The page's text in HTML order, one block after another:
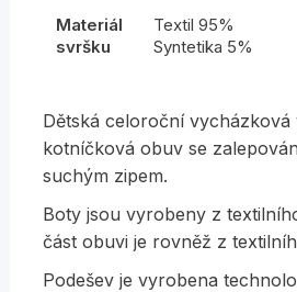
Materiál
svršku
Textil 95%
Syntetika 5%
Dětská celoroční vycházková
kotníčková obuv se
suchým zipem.
Boty jsou vyrobeny z
část obuvi je rovněž z
Podešev je vyrobena